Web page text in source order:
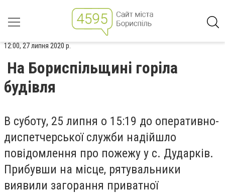
12:00, 27 липня 2020 р.
На Бориспільщині горіла
будівля
В суботу, 25 липня о 15:19 до оперативно-
диспетчерської служби надійшло
повідомлення про пожежу у с. Дударків.
Прибувши на місце, рятувальники
виявили загорання приватної